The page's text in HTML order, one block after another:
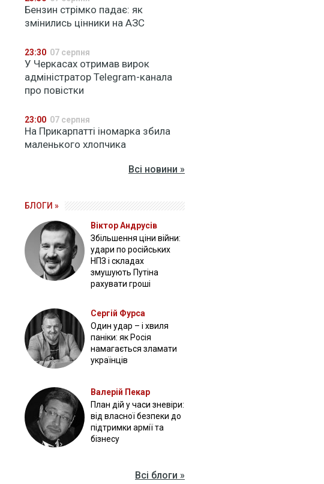
Бензин стрімко падає: як
змінились цінники на АЗС
23:30 07 серпня
У Черкасах отримав вирок
адміністратор Telegram-канала
про повістки
23:00 07 серпня
На Прикарпатті іномарка збила
маленького хлопчика
Всі новини »
БЛОГИ »
Віктор Андрусів
Збільшення ціни війни:
удари по російських
НПЗ і складах
змушують Путіна
рахувати гроші
Сергій Фурса
Один удар – і хвиля
паніки: як Росія
намагається зламати
українців
Валерій Пекар
План дій у часи зневіри:
від власної безпеки до
підтримки армії та
бізнесу
Всі блоги »